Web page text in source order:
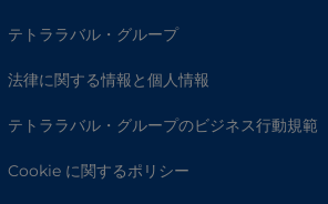
テトララバル・グループ
法律に関する情報と個人情報
テトララバル・グループのビジネス行動規範
Cookie に関するポリシー